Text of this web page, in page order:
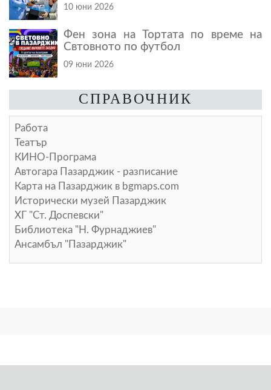
10 юни 2026
Фен зона на Тортата по време на
Свтовното по футбол
09 юни 2026
СПРАВОЧНИК
Работа
Театър
КИНО-Програма
Автогара Пазарджик - разписание
Карта на Пазарджик в bgmaps.com
Исторически музей Пазарджик
ХГ "Ст. Доспевски"
Библиотека "Н. Фурнаджиев"
Ансамбъл "Пазарджик"